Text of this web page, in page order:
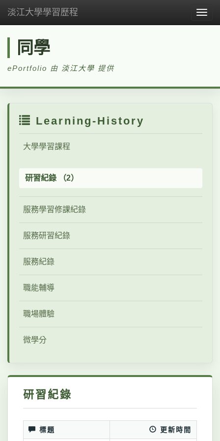
淡江大學學習歷程
同學
ePortfolio 由 淡江大學 提供
Learning-History
大學學習課程
研習紀錄 （2）
服務學習修課紀錄
服務研習紀錄
服務紀錄
職能輔導
職場體驗
微學分
研習紀錄
標題 更新時間